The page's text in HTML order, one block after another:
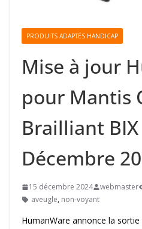
PRODUITS ADAPTÉS HANDICAP
Mise à jour
pour Mantis
Brailliant BIX
Décembre
15 décembre 2024 webmaster
aveugle, non-voyant
HumanWare annonce la